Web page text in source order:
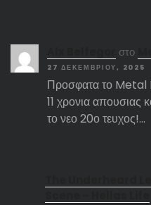
στο
27 ΔΕΚΕΜΒΡΊΟΥ, 2025
Προσφατα το Metal
11 χρονια απουσιας
το νεο 20ο τευχος!…